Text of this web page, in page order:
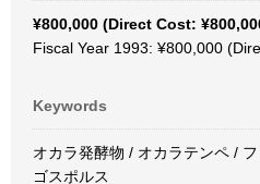
¥800,000 (Direct Cost:
Fiscal Year 1993: ¥800,000
Keywords
オカラ発酵物 / オカラテンペ /
ゴスポルス